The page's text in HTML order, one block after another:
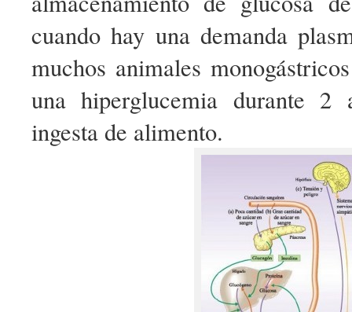
cuando hay una demanda
muchos animales
una hiperglucemia durante
ingesta de alimento.